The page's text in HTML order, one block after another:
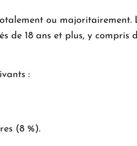
Le premier hôtel
ou majoritairement.
de 18 ans et plus, y compris
:
(8 %).